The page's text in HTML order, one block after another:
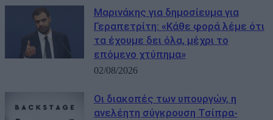
Μαρινάκης για δημοσίευμα για
Γεραπετρίτη: «Κάθε φορά λέμε ότι
τα έχουμε δει όλα, μέχρι το
επόμενο χτύπημα»
02/08/2026
Οι διακοπές των υπουργών, η
ανελέητη σύγκρουση Τσίπρα-